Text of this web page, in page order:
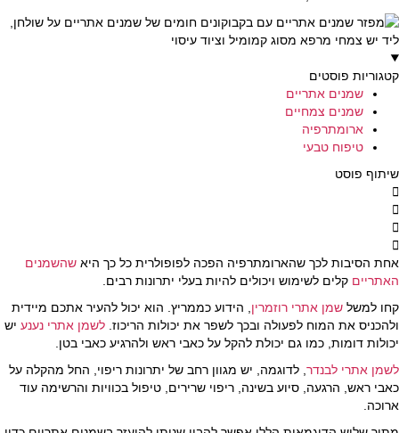
קטגוריות פוסטים
שמנים אתריים
שמנים צמחיים
ארומתרפיה
טיפוח טבעי
שיתוף פוסט
אחת הסיבות לכך שהארומתרפיה הפכה לפופולרית כל כך היא שהשמנים
האתריים קלים לשימוש ויכולים להיות בעלי יתרונות רבים.
קחו למשל שמן אתרי רוזמרין , הידוע כממריץ. הוא יכול להעיר אתכם מיידית
ולהכניס את המוח לפעולה ובכך לשפר את יכולות הריכוז. לשמן אתרי נענע יש
יכולות דומות, כמו גם יכולת להקל על כאבי ראש ולהרגיע כאבי בטן.
לשמן אתרי לבנדר , לדוגמה, יש מגוון רחב של יתרונות ריפוי, החל מהקלה על
כאבי ראש, הרגעה, סיוע בשינה, ריפוי שרירים, טיפול בכוויות והרשימה עוד
ארוכה.